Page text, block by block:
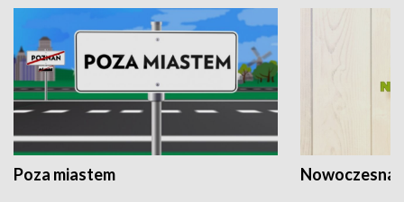
Poza miastem Nowoczesna